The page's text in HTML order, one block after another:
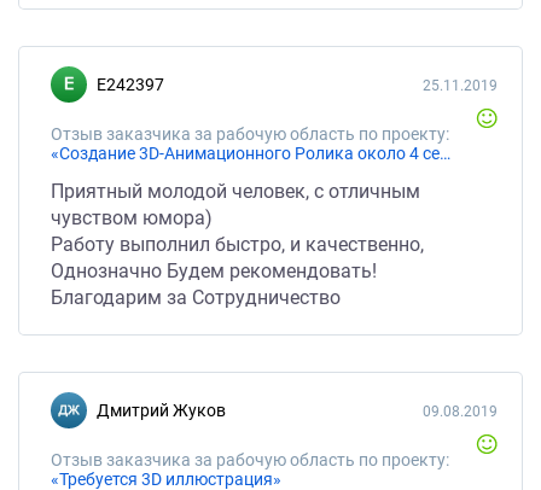
e242397
Отзыв заказчика за рабочую область по проекту:
«Создание 3D-Анимационного Ролика около 4 сек, зацикленного»
25.11.2019
Приятный молодой человек, с отличным
чувством юмора)
Работу выполнил быстро, и качественно,
Однозначно Будем рекомендовать!
Благодарим за Сотрудничество
Дмитрий Жуков
Отзыв заказчика за рабочую область по проекту:
«Требуется 3D иллюстрация»
09.08.2019